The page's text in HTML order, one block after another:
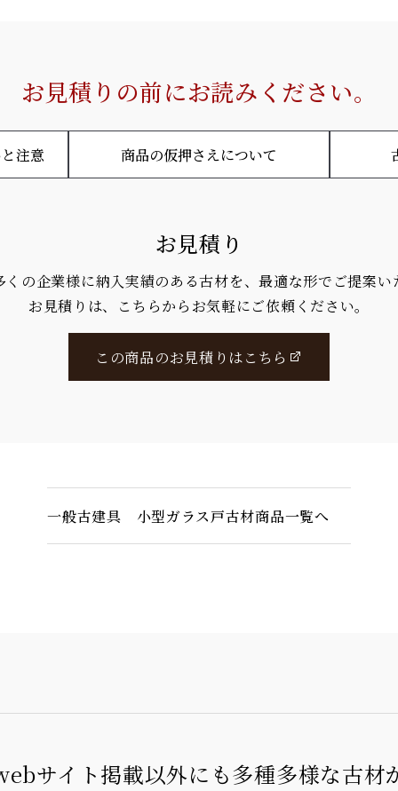
お見積りの前にお読みください。
注意 商品の仮押さえについて
お見積り
くの企業様に納入実績のある古材を、最適な形でご提案い
お見積りは、こちらからお気軽にご依頼ください。
この商品のお見積りはこちら
一般古建具 小型ガラス戸古材商品一覧へ
サイト掲載以外にも多種多様な古材